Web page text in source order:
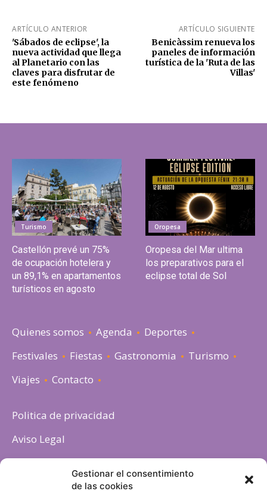
Gestionar el consentimiento
de las cookies
ARTÍCULO ANTERIOR
'Sábados de eclipse', la
nueva actividad que llega
al Planetario con las
claves para disfrutar de
este fenómeno
ARTÍCULO SIGUIENTE
Benicàssim renueva los
paneles de información
turística de la 'Ruta de las
Villas'
Turismo
Castellón prevé un 75%
de ocupación hotelera y
un 89,1% en apartamentos
turísticos en agosto
Oropesa
Oropesa del Mar ultima
los preparativos para el
eclipse total de Sol
Quienes somos Agenda
Deportes
Festivales
Fiestas Gastronomia
Turismo
Viajes
Contacto
Politica de privacidad
Aviso Legal
Política de cookies